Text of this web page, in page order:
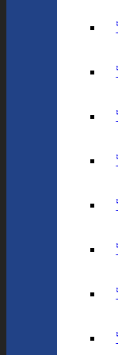
יעד לפני בחירת
DD/
חודש בשתי ספרות
חפש